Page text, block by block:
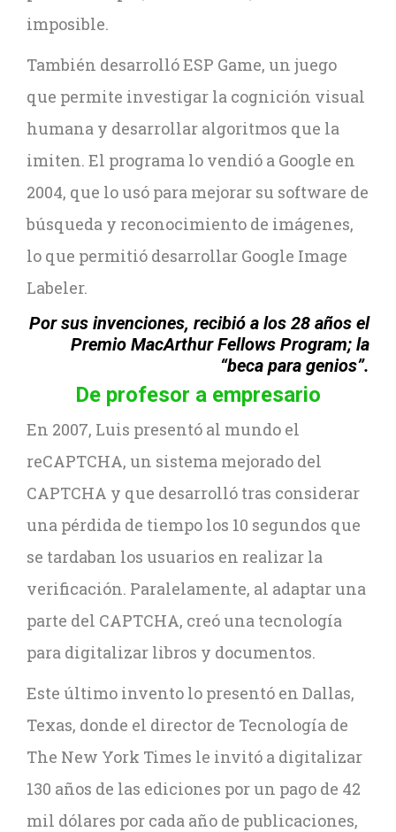
imposible.
También desarrolló ESP Game, un juego
que permite investigar la cognición visual
humana y desarrollar algoritmos que la
imiten. El programa lo vendió a Google en
2004, que lo usó para mejorar su software de
búsqueda y reconocimiento de imágenes,
lo que permitió desarrollar Google Image
Labeler.
Por sus invenciones, recibió a los 28 años el
Premio MacArthur Fellows Program; la
“beca para genios”.
De profesor a empresario
En 2007, Luis presentó al mundo el
reCAPTCHA, un sistema mejorado del
CAPTCHA y que desarrolló tras considerar
una pérdida de tiempo los 10 segundos que
se tardaban los usuarios en realizar la
verificación. Paralelamente, al adaptar una
parte del CAPTCHA, creó una tecnología
para digitalizar libros y documentos.
Este último invento lo presentó en Dallas,
Texas, donde el director de Tecnología de
The New York Times le invitó a digitalizar
130 años de las ediciones por un pago de 42
mil dólares por cada año de publicaciones,